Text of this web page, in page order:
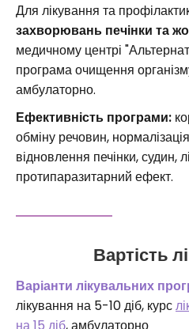
Для лікування та
захворювань печінки та
медичному центрі
програма очищення
амбулаторно.
Ефективність програми:
обміну речовин,
відновлення печінки, судин,
протипаразитарний ефект.
Вартість
Варіанти лікувальних
лікування на 5-10 діб, курс
на 15 діб, амбулаторно